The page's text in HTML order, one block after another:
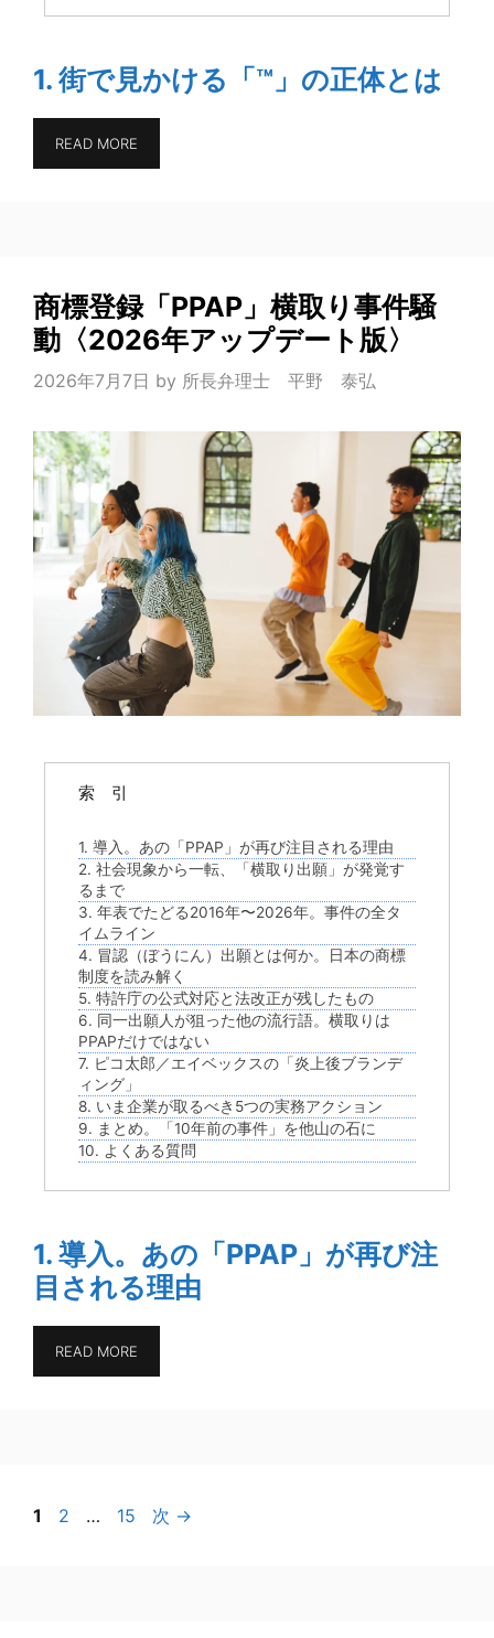
1. 街で見かける「™」の正体とは
READ MORE
商標登録「PPAP」横取り事件騒
動〈2026年アップデート版〉
2026年7月7日 by 所長弁理士 平野 泰弘
索 引
1. 導入。あの「PPAP」が再び注目される理由
2. 社会現象から一転、「横取り出願」が発覚す
るまで
3. 年表でたどる2016年〜2026年。事件の全タ
イムライン
4. 冒認（ぼうにん）出願とは何か。日本の商標
制度を読み解く
5. 特許庁の公式対応と法改正が残したもの
6. 同一出願人が狙った他の流行語。横取りは
PPAPだけではない
7. ピコ太郎／エイベックスの「炎上後ブランデ
ィング」
8. いま企業が取るべき5つの実務アクション
9. まとめ。「10年前の事件」を他山の石に
10. よくある質問
1. 導入。あの「PPAP」が再び注
目される理由
READ MORE
ペ
1
ペ
2 …
ペ
15 次 →